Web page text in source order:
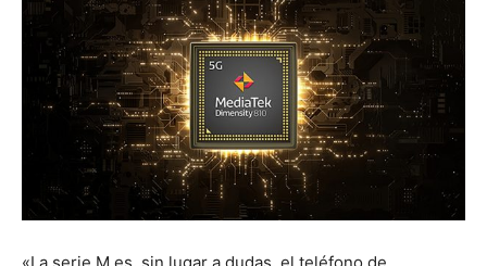
«La serie M es, sin lugar a dudas, el teléfono de